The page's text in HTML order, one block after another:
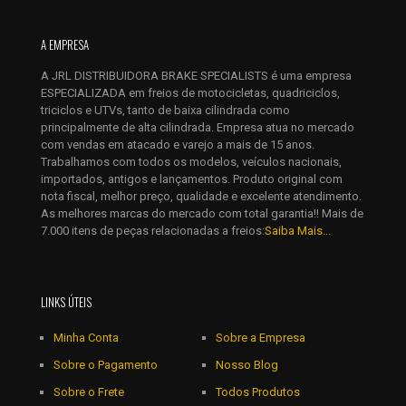
Nome*
mail*
Salvar meus dados neste navegador para a próxima vez que
eu comentar.
A EMPRESA
A JRL DISTRIBUIDORA BRAKE SPECIALISTS é uma empresa
ESPECIALIZADA em freios de motocicletas, quadriciclos,
triciclos e UTVs, tanto de baixa cilindrada como
principalmente de alta cilindrada. Empresa atua no mercado
com vendas em atacado e varejo a mais de 15 anos.
Trabalhamos com todos os modelos, veículos nacionais,
importados, antigos e lançamentos. Produto original com
nota fiscal, melhor preço, qualidade e excelente atendimento.
As melhores marcas do mercado com total garantia!! Mais de
7.000 itens de peças relacionadas a freios:Saiba Mais...
LINKS ÚTEIS
Minha Conta
Sobre o Pagamento
Sobre o Frete
Sobre a Empresa
Nosso Blog
Todos Produtos